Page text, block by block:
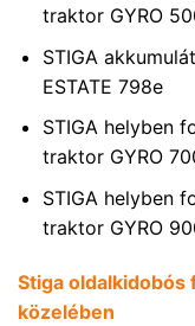
traktor GYRO
STIGA
ESTATE 798e
STIGA helyben
traktor GYRO
STIGA helyben
traktor GYRO
Stiga
közelében